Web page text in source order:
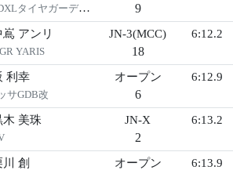
ヤガーデン新城デミオ 9
嶌 アンリ
YARIS
JN-3(MCC)
18
6:12.2
利幸
サGDB改
オープン
6
6:12.9
木 美珠 JN-X
2
6:13.2
川 創 オープン 6:13.9